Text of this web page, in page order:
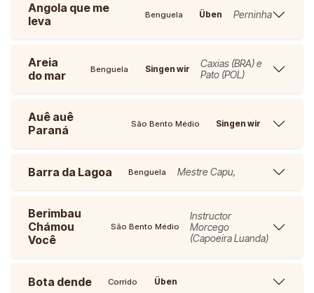
Angola que me
leva
Benguela Üben Perninha
Areia
do mar
Benguela Singen wir
Caxias (BRA) e
Pato (POL)
Auê auê
Paraná
São Bento Médio Singen wir
Barra da Lagoa Benguela Mestre Capu,
Berimbau
Chámou
Você
São Bento Médio
Instructor
Morcego
(Capoeira Luanda)
Bota dende Corrido Üben